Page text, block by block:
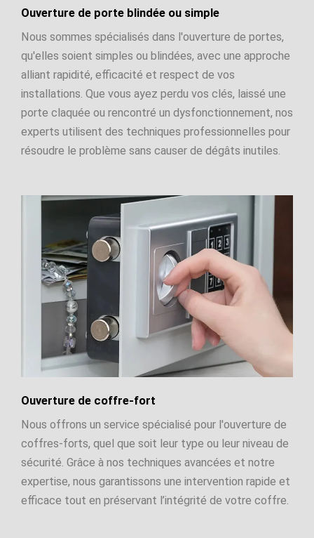
Ouverture de porte blindée ou simple
Nous sommes spécialisés dans l'ouverture de portes,
qu'elles soient simples ou blindées, avec une approche
alliant rapidité, efficacité et respect de vos
installations. Que vous ayez perdu vos clés, laissé une
porte claquée ou rencontré un dysfonctionnement, nos
experts utilisent des techniques professionnelles pour
résoudre le problème sans causer de dégâts inutiles.
Ouverture de coffre-fort
Nous offrons un service spécialisé pour l'ouverture de
coffres-forts, quel que soit leur type ou leur niveau de
sécurité. Grâce à nos techniques avancées et notre
expertise, nous garantissons une intervention rapide et
efficace tout en préservant l’intégrité de votre coffre.